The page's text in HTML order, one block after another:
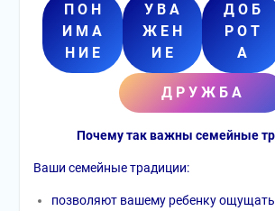
П О Н
И М А
Н И Е
У В А
Ж Е Н
И Е
Д О Б
Р О Т
А
Д Р У Ж Б А
Почему так важны семейные
Ваши семейные традиции:
позволяют вашему ребенку ощущать